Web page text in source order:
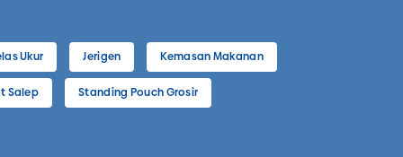
Ukur Jerigen Kemasan Makanan
Salep Standing Pouch Grosir